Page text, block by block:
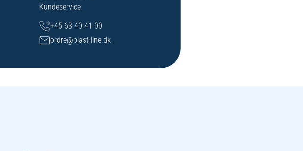
Kundeservice
+45 63 40 41 00
ordre@plast-line.dk